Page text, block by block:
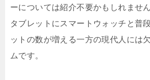
ーについては紹介不要かもしれませ
タブレットにスマートウォッチと普
ットの数が増える一方の現代人には
ムです。